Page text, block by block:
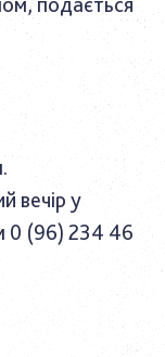
вечір у
0 (96) 234 46